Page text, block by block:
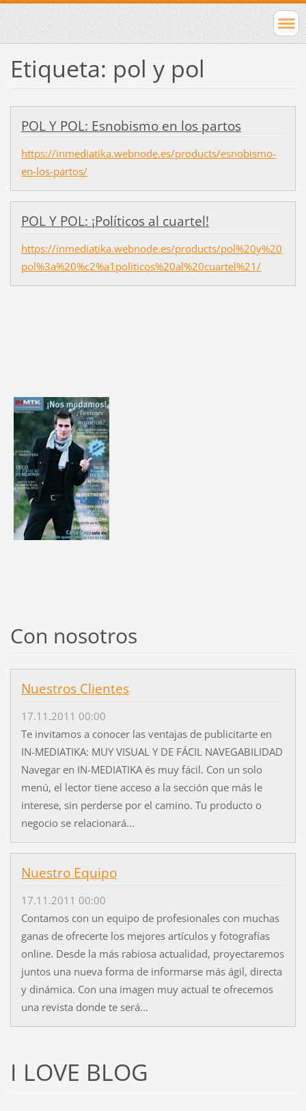
Etiqueta: pol y pol
POL Y POL: Esnobismo en los partos
https://inmediatika.webnode.es/products/esnobismo-
en-los-partos/
POL Y POL: ¡Políticos al cuartel!
https://inmediatika.webnode.es/products/pol%20y%20
pol%3a%20%c2%a1politicos%20al%20cuartel%21/
Con nosotros
Nuestros Clientes
17.11.2011 00:00
Te invitamos a conocer las ventajas de publicitarte en
IN-MEDIATIKA: MUY VISUAL Y DE FÁCIL NAVEGABILIDAD
Navegar en IN-MEDIATIKA és muy fácil. Con un solo
menú, el lector tiene acceso a la sección que más le
interese, sin perderse por el camino. Tu producto o
negocio se relacionará...
Nuestro Equipo
17.11.2011 00:00
Contamos con un equipo de profesionales con muchas
ganas de ofrecerte los mejores artículos y fotografías
online. Desde la más rabiosa actualidad, proyectaremos
juntos una nueva forma de informarse más ágil, directa
y dinámica. Con una imagen muy actual te ofrecemos
una revista donde te será...
I LOVE BLOG